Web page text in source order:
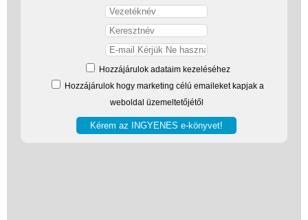
Hozzájárulok adataim kezeléséhez
Hozzájárulok hogy marketing célú emaileket kapjak a
weboldal üzemeltetőjétől
Vélemények
Adatkezelés
Szállítási költség 1490 Ft-tól,
de akár INGYEN!
1-3 munkanapos kiszállítás